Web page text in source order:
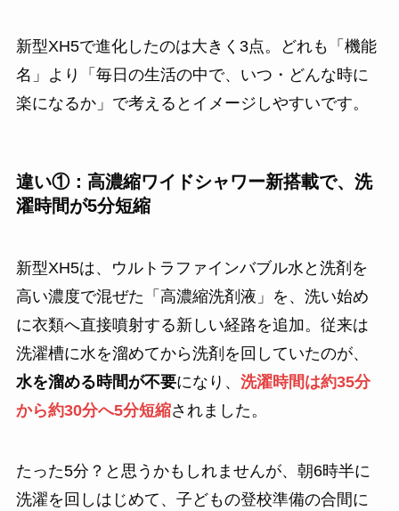
新型XH5で進化したのは大きく3点。どれも「機能
名」より「毎日の生活の中で、いつ・どんな時に
楽になるか」で考えるとイメージしやすいです。
違い①：高濃縮ワイドシャワー新搭載で、洗
濯時間が5分短縮
新型XH5は、ウルトラファインバブル水と洗剤を
高い濃度で混ぜた「高濃縮洗剤液」を、洗い始め
に衣類へ直接噴射する新しい経路を追加。従来は
洗濯槽に水を溜めてから洗剤を回していたのが、
水を溜める時間が不要になり、 洗濯時間は約35分
から約30分へ5分短縮されました。
たった5分？と思うかもしれませんが、朝6時半に
洗濯を回しはじめて、子どもの登校準備の合間に